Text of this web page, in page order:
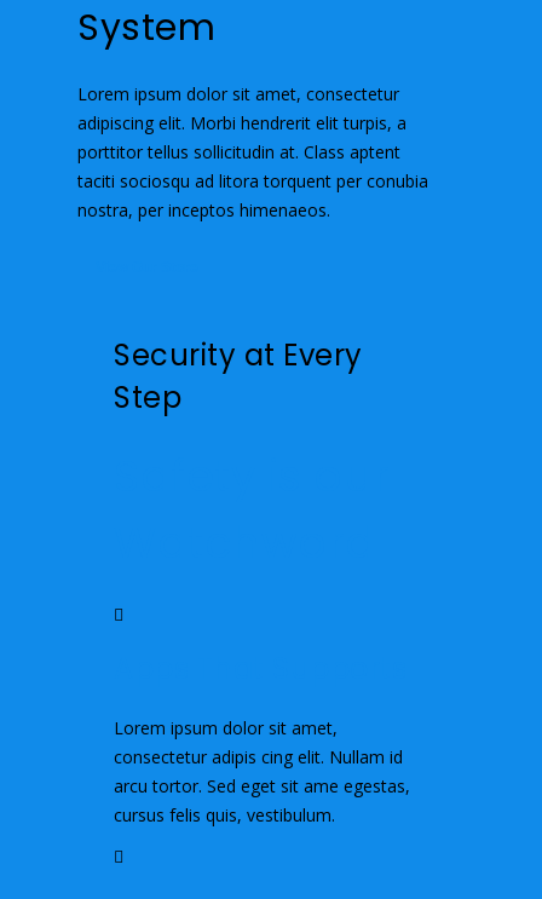
System
Lorem ipsum dolor sit amet, consectetur
adipiscing elit. Morbi hendrerit elit turpis, a
porttitor tellus sollicitudin at. Class aptent
taciti sociosqu ad litora torquent per conubia
nostra, per inceptos himenaeos.
Security at Every
Step
Lorem ipsum dolor sit amet,
consectetur adipis cing elit. Nullam id
arcu tortor. Sed eget sit ame egestas,
cursus felis quis, vestibulum.